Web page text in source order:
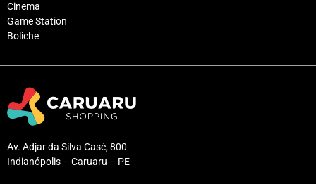
Cinema
Game Station
Boliche
Av. Adjar da Silva Casé, 800
Indianópolis – Caruaru – PE